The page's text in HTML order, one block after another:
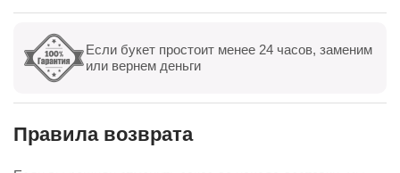
Показать все Оставить отзыв
Если букет простоит менее 24 часов, заменим
или вернем деньги
Правила возврата